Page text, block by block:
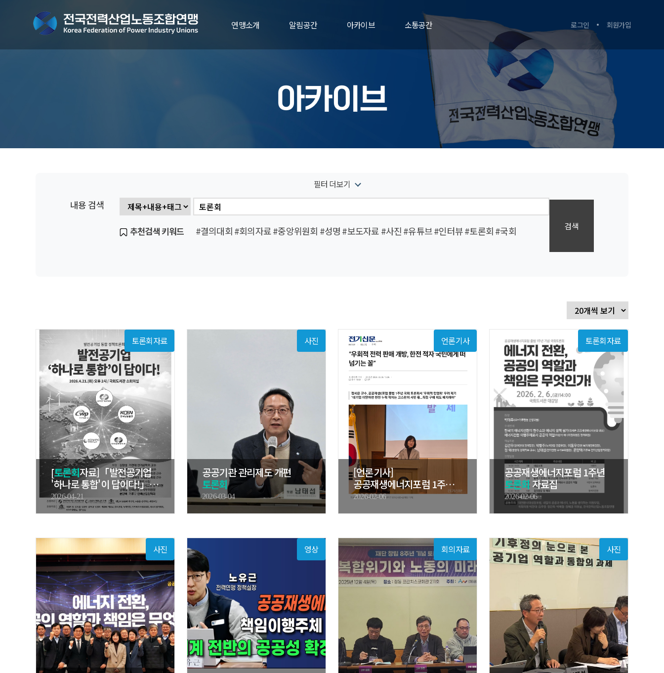
연맹소개 알림공간 아카이브 소통공간 로그인 회원가입
아카이브
필터 더보기
내용 검색
추천검색 키워드 #결의대회#회의자료#중앙위원회 #성명#보도자료#사진#유튜브#인터뷰#토론회#국회 검색
토론회자료
[토론회자료]「발전공기업
'하나로 통합'이 답이다!」
정…
2026-04-21
사진
공공기관 관리제도 개편
토론회
2026-03-04
언론기사
[언론기사]
공공재생에너지포럼 1주년
기념토론회
2026-02-06
토론회자료
공공재생에너지포럼 1주년
토론회자료집
2026-02-06
사진 영상 회의자료 사진